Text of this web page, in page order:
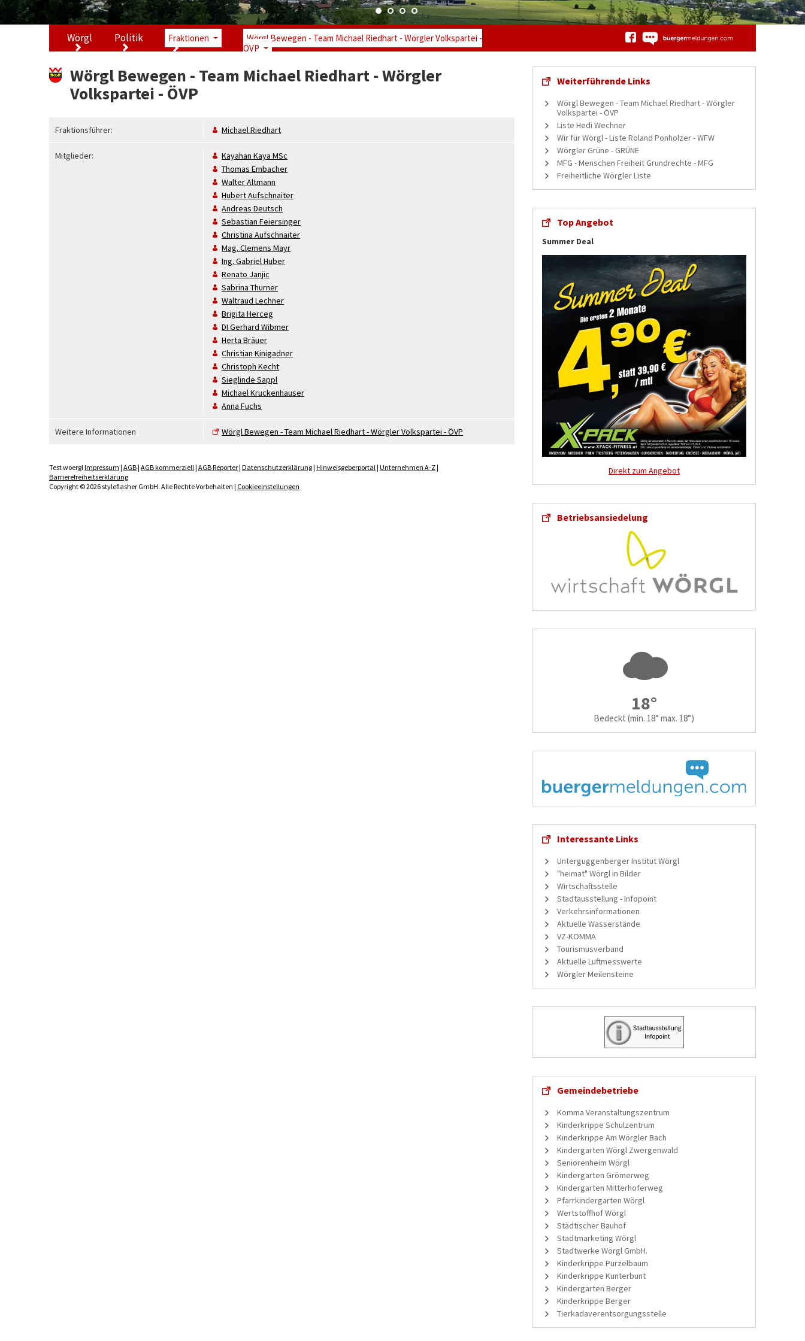
Wörgl Politik Fraktionen
Wörgl Bewegen - Team Michael Riedhart - Wörgler Volkspartei -
ÖVP
Wörgl Bewegen - Team Michael Riedhart - Wörgler
Volkspartei - ÖVP
Fraktionsführer: MichaelRiedhart
Mitglieder: Kayahan Kaya MSc
ThomasEmbacher
WalterAltmann
HubertAufschnaiter
Andreas Deutsch
SebastianFeiersinger
Christina Aufschnaiter
Mag.Clemens Mayr
Ing.GabrielHuber
Renato Janjic
Sabrina Thurner
Waltraud Lechner
Brigita Herceg
DIGerhard Wibmer
Herta Bräuer
Christian Kinigadner
Christoph Kecht
Sieglinde Sappl
MichaelKruckenhauser
Anna Fuchs
Weitere Informationen Wörgl Bewegen - Team Michael Riedhart - Wörgler Volkspartei - ÖVP
Test woerglImpressum | AGB| AGB kommerziell| AGB Reporter| Datenschutzerklärung| Hinweisgeberportal| Unternehmen A-Z|
Barrierefreiheitserklärung
Copyright © 2026 styleflasher GmbH. Alle Rechte Vorbehalten | Cookieeinstellungen
Weiterführende Links
Wörgl Bewegen - Team Michael Riedhart - Wörgler
Volkspartei - ÖVP
Liste Hedi Wechner
Wir für Wörgl - Liste Roland Ponholzer - WFW
Wörgler Grüne - GRÜNE
MFG - Menschen Freiheit Grundrechte - MFG
Freiheitliche Wörgler Liste
Top Angebot
Summer Deal
Direkt zum Angebot
Betriebsansiedelung
18°
Bedeckt (min. 18° max. 18°)
Interessante Links
Unterguggenberger Institut Wörgl
"heimat" Wörgl in Bilder
Wirtschaftsstelle
Stadtausstellung - Infopoint
Verkehrsinformationen
Aktuelle Wasserstände
VZ-KOMMA
Tourismusverband
Aktuelle Luftmesswerte
Wörgler Meilensteine
Gemeindebetriebe
Komma Veranstaltungszentrum
Kinderkrippe Schulzentrum
Kinderkrippe Am Wörgler Bach
Kindergarten Wörgl Zwergenwald
Seniorenheim Wörgl
Kindergarten Grömerweg
Kindergarten Mitterhoferweg
Pfarrkindergarten Wörgl
Wertstoffhof Wörgl
Städtischer Bauhof
Stadtmarketing Wörgl
Stadtwerke Wörgl GmbH.
Kinderkrippe Purzelbaum
Kinderkrippe Kunterbunt
Kindergarten Berger
Kinderkrippe Berger
Tierkadaverentsorgungsstelle